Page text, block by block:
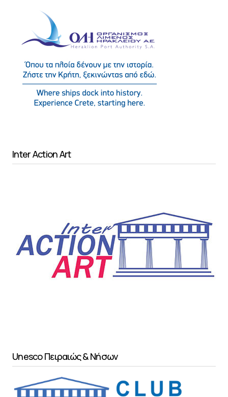
Inter Action Art
Unesco Πειραιώς & Νήσων